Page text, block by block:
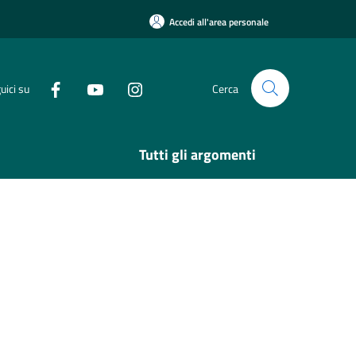
Accedi all'area personale
su Cerca
Tutti gli argomenti